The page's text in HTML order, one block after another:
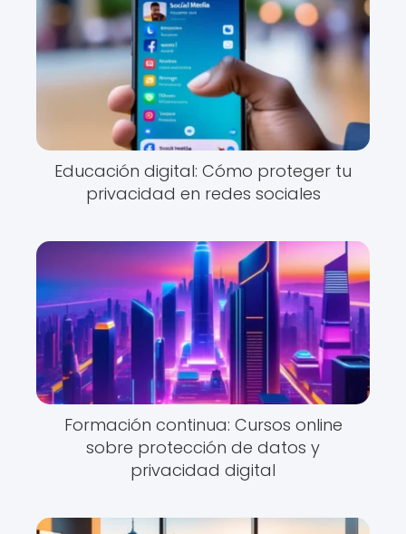
Educación digital: Cómo proteger tu
privacidad en redes sociales
Formación continua: Cursos online
sobre protección de datos y
privacidad digital